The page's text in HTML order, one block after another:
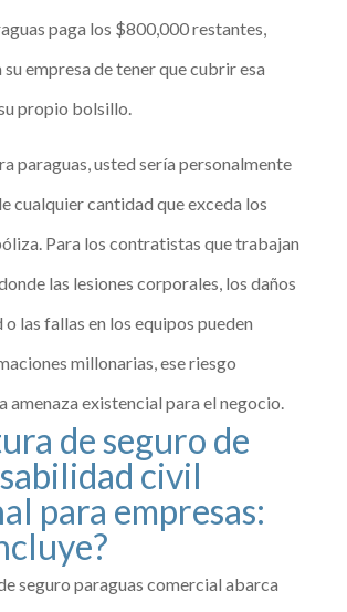
paga los $800,000 restantes,
empresa de tener que cubrir esa
propio bolsillo.
paraguas, usted sería personalmente
cualquier cantidad que exceda los
Para los contratistas que trabajan
las lesiones corporales, los daños
las fallas en los equipos pueden
millonarias, ese riesgo
amenaza existencial para el negocio.
de seguro de
civil
para empresas:
seguro paraguas comercial abarca